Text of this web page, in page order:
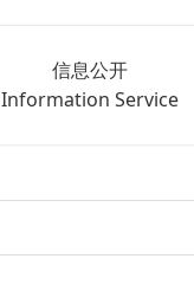
信息公开
Information Service